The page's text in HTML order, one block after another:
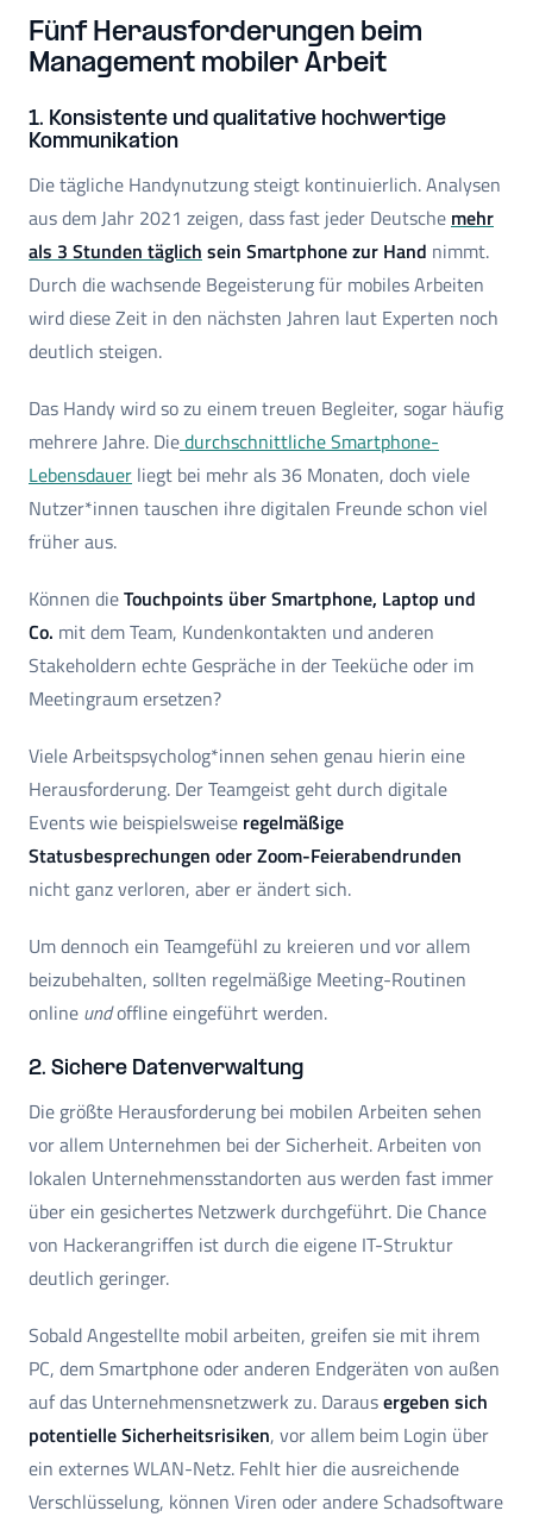
Fünf Herausforderungen beim
Management mobiler Arbeit
1. Konsistente und qualitative hochwertige
Kommunikation
Die tägliche Handynutzung steigt kontinuierlich. Analysen
aus dem Jahr 2021 zeigen, dass fast jeder Deutsche mehr
als 3 Stunden täglich sein Smartphone zur Hand nimmt.
Durch die wachsende Begeisterung für mobiles Arbeiten
wird diese Zeit in den nächsten Jahren laut Experten noch
deutlich steigen.
Das Handy wird so zu einem treuen Begleiter, sogar häufig
mehrere Jahre. Diedurchschnittliche Smartphone-
Lebensdauer liegt bei mehr als 36 Monaten, doch viele
Nutzer*innen tauschen ihre digitalen Freunde schon viel
früher aus.
Können dieTouchpoints über Smartphone, Laptop und
Co. mit dem Team, Kundenkontakten und anderen
Stakeholdern echte Gespräche in der Teeküche oder im
Meetingraum ersetzen?
Viele Arbeitspsycholog*innen sehen genau hierin eine
Herausforderung. Der Teamgeist geht durch digitale
Events wie beispielsweise regelmäßige
Statusbesprechungen oder Zoom-Feierabendrunden
nicht ganz verloren, aber er ändert sich.
Um dennoch ein Teamgefühl zu kreieren und vor allem
beizubehalten, sollten regelmäßige Meeting-Routinen
online undoffline eingeführt werden.
2. Sichere Datenverwaltung
Die größte Herausforderung bei mobilen Arbeiten sehen
vor allem Unternehmen bei der Sicherheit. Arbeiten von
lokalen Unternehmensstandorten aus werden fast immer
über ein gesichertes Netzwerk durchgeführt. Die Chance
von Hackerangriffen ist durch die eigene IT-Struktur
deutlich geringer.
Sobald Angestellte mobil arbeiten, greifen sie mit ihrem
PC, dem Smartphone oder anderen Endgeräten von außen
auf das Unternehmensnetzwerk zu. Darausergeben sich
potentielle Sicherheitsrisiken, vor allem beim Login über
ein externes WLAN-Netz. Fehlt hier die ausreichende
Verschlüsselung, können Viren oder andere Schadsoftware